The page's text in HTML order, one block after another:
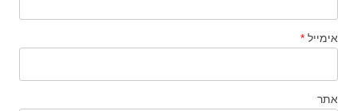
אימייל *
אתר